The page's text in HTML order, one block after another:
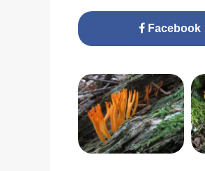
Facebook